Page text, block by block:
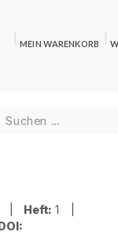
MEIN WARENKORB
| Heft: 1 |